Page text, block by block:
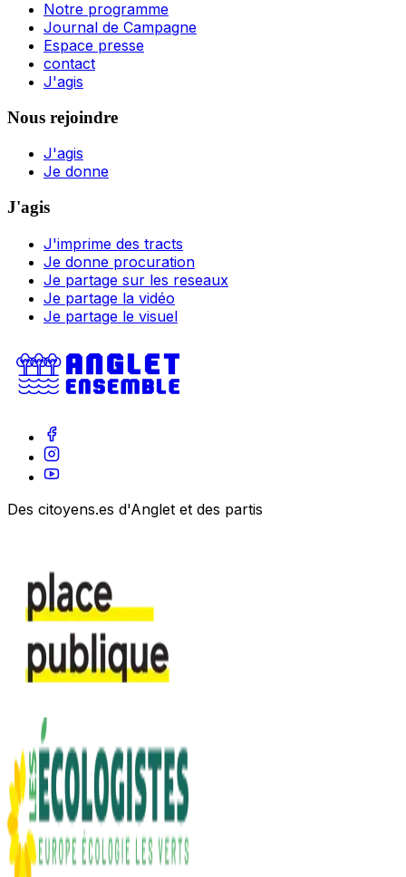
Notre programme
Journal de Campagne
Espace presse
contact
J'agis
Nous rejoindre
J'agis
Je donne
J'agis
J'imprime des tracts
Je donne procuration
Je partage sur les reseaux
Je partage la vidéo
Je partage le visuel
Des citoyens.es d'Anglet et des partis